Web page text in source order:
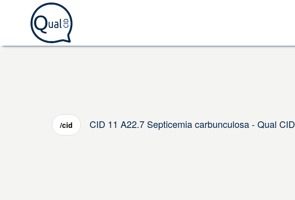
/cid CID 11 A22.7 Septicemia carbunculosa - Qual CID